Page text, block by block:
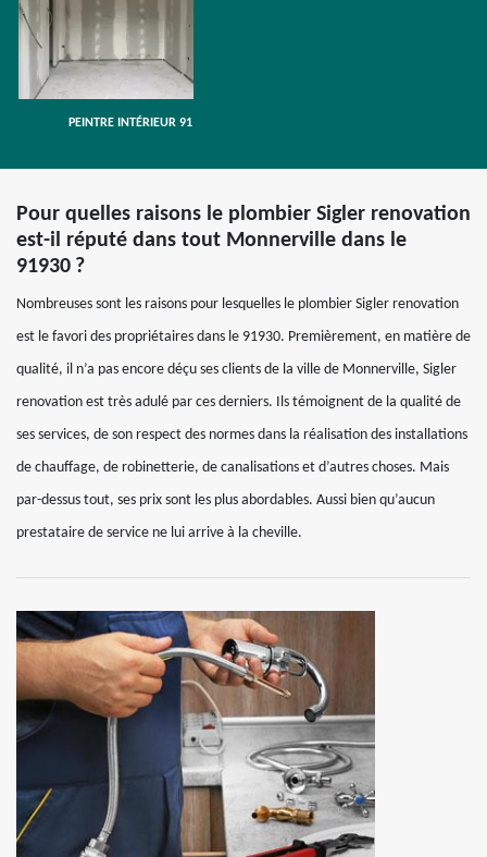
PEINTRE INTÉRIEUR 91
Pour quelles raisons le plombier Sigler renovation
est-il réputé dans tout Monnerville dans le
91930 ?
Nombreuses sont les raisons pour lesquelles le plombier Sigler renovation
est le favori des propriétaires dans le 91930. Premièrement, en matière de
qualité, il n’a pas encore déçu ses clients de la ville de Monnerville, Sigler
renovation est très adulé par ces derniers. Ils témoignent de la qualité de
ses services, de son respect des normes dans la réalisation des installations
de chauffage, de robinetterie, de canalisations et d’autres choses. Mais
par-dessus tout, ses prix sont les plus abordables. Aussi bien qu’aucun
prestataire de service ne lui arrive à la cheville.